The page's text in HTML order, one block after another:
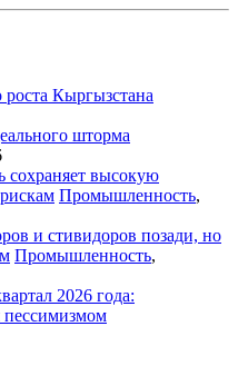
Кыргызстана
шторма
сохраняет высокую
Промышленность,
и стивидоров позади, но
Промышленность,
2026 года: